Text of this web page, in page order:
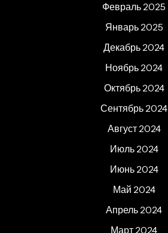
Февраль 2025
Январь 2025
Декабрь 2024
Ноябрь 2024
Октябрь 2024
Сентябрь 2024
Август 2024
Июль 2024
Июнь 2024
Май 2024
Апрель 2024
Март 2024